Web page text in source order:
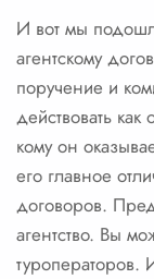
И вот мы
агентскому
поручение и
действовать
кому он
его главное
договоров.
агентство. Вы
туроператоров.